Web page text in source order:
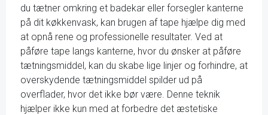
du tætner omkring et badekar eller forsegler kanterne
på dit køkkenvask, kan brugen af tape hjælpe dig med
at opnå rene og professionelle resultater. Ved at
påføre tape langs kanterne, hvor du ønsker at påføre
tætningsmiddel, kan du skabe lige linjer og forhindre, at
overskydende tætningsmiddel spilder ud på
overflader, hvor det ikke bør være. Denne teknik
hjælper ikke kun med at forbedre det æstetiske